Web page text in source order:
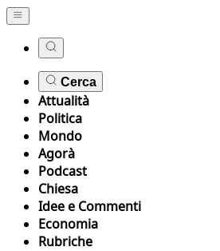
Cerca
Attualità
Politica
Mondo
Agorà
Podcast
Chiesa
Idee e Commenti
Economia
Rubriche